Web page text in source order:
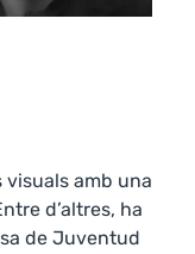
visuals amb una
d’altres, ha
de Juventud